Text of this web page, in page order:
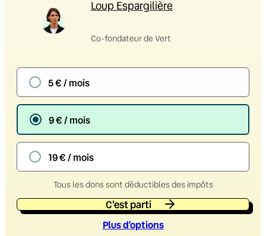
Loup Espargilière
Co-fondateur de Vert
5 € / mois
9 € / mois
19 € / mois
Tous les dons sont déductibles des impôts
C'est parti
Plus d’options